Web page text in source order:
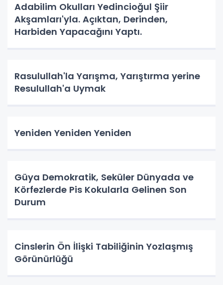
Adabilim Okulları Yedincioğul Şiir
Akşamları'yla. Açıktan, Derinden,
Harbiden Yapacağını Yaptı.
Rasulullah'la Yarışma, Yarıştırma yerine
Resulullah'a Uymak
Yeniden Yeniden Yeniden
Güya Demokratik, Seküler Dünyada ve
Körfezlerde Pis Kokularla Gelinen Son
Durum
Cinslerin Ön İlişki Tabiliğinin Yozlaşmış
Görünürlüğü